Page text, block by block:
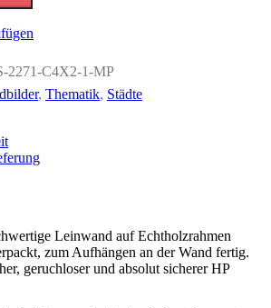
2271-C4X2-1-MP
, Thematik, Städte
Leinwand auf Echtholzrahmen
zum Aufhängen an der Wand fertig.
geruchloser und absolut sicherer HP